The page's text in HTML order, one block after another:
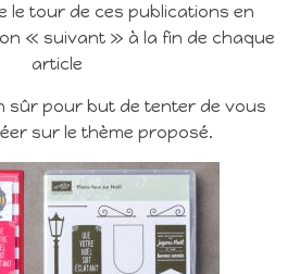
le tour de ces publications en
« suivant » à la fin de chaque
article
sûr pour but de tenter de vous
sur le thème proposé.